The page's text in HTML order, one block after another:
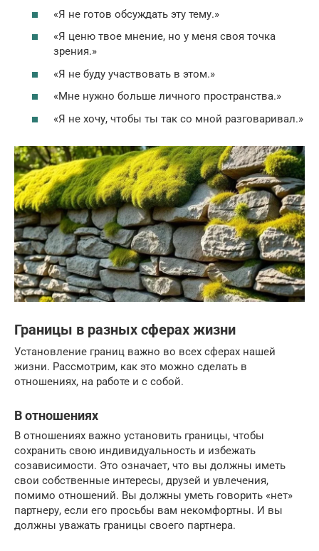
«Я не готов обсуждать эту тему.»
«Я ценю твое мнение, но у меня своя точка
зрения.»
«Я не буду участвовать в этом.»
«Мне нужно больше личного пространства.»
«Я не хочу, чтобы ты так со мной разговаривал.»
Границы в разных сферах жизни
Установление границ важно во всех сферах нашей
жизни. Рассмотрим, как это можно сделать в
отношениях, на работе и с собой.
В отношениях
В отношениях важно установить границы, чтобы
сохранить свою индивидуальность и избежать
созависимости. Это означает, что вы должны иметь
свои собственные интересы, друзей и увлечения,
помимо отношений. Вы должны уметь говорить «нет»
партнеру, если его просьбы вам некомфортны. И вы
должны уважать границы своего партнера.